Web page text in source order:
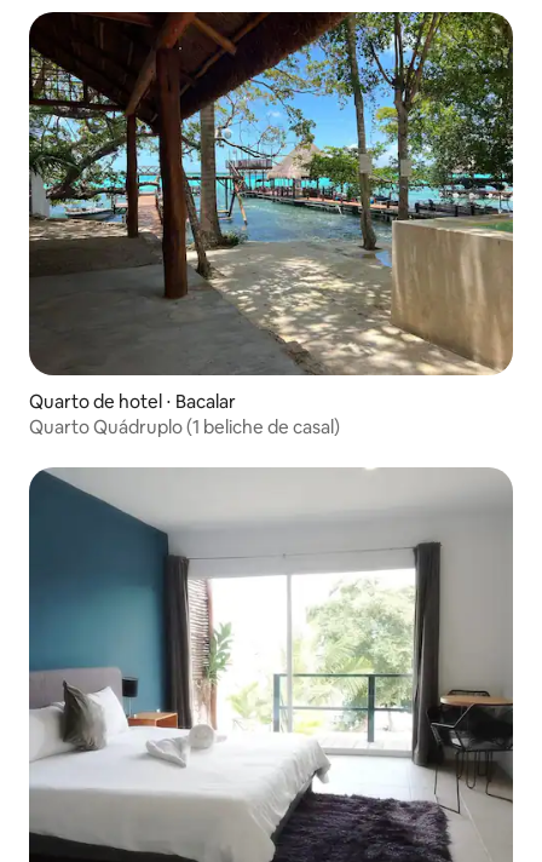
Quarto de hotel ⋅ Bacalar
Quarto Quádruplo (1 beliche de casal)